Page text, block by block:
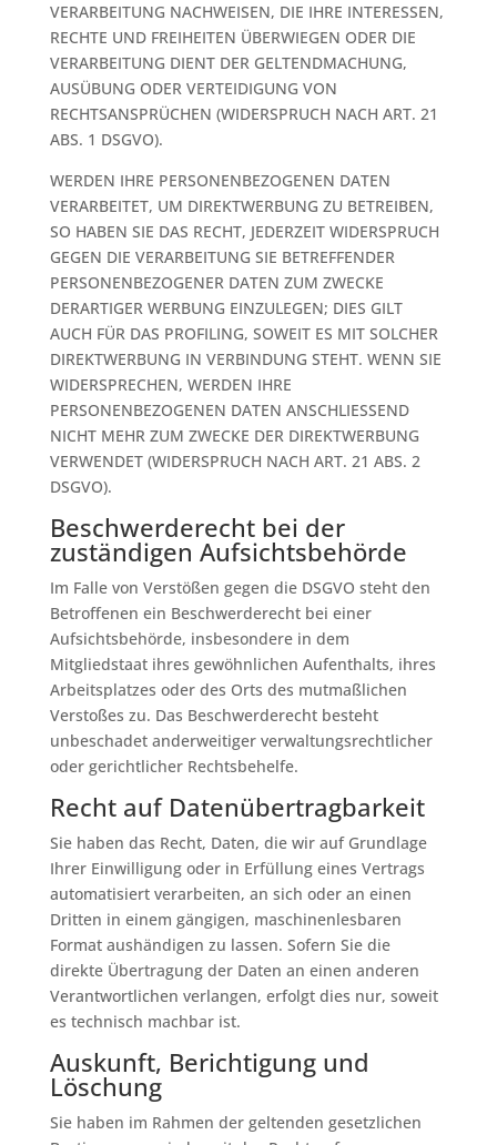
VERARBEITUNG NACHWEISEN, DIE IHRE INTERESSEN,
RECHTE UND FREIHEITEN ÜBERWIEGEN ODER DIE
VERARBEITUNG DIENT DER GELTENDMACHUNG,
AUSÜBUNG ODER VERTEIDIGUNG VON
RECHTSANSPRÜCHEN (WIDERSPRUCH NACH ART. 21
ABS. 1 DSGVO).
WERDEN IHRE PERSONENBEZOGENEN DATEN
VERARBEITET, UM DIREKTWERBUNG ZU BETREIBEN,
SO HABEN SIE DAS RECHT, JEDERZEIT WIDERSPRUCH
GEGEN DIE VERARBEITUNG SIE BETREFFENDER
PERSONENBEZOGENER DATEN ZUM ZWECKE
DERARTIGER WERBUNG EINZULEGEN; DIES GILT
AUCH FÜR DAS PROFILING, SOWEIT ES MIT SOLCHER
DIREKTWERBUNG IN VERBINDUNG STEHT. WENN SIE
WIDERSPRECHEN, WERDEN IHRE
PERSONENBEZOGENEN DATEN ANSCHLIESSEND
NICHT MEHR ZUM ZWECKE DER DIREKTWERBUNG
VERWENDET (WIDERSPRUCH NACH ART. 21 ABS. 2
DSGVO).
Beschwerde­recht bei der
zuständigen Aufsichts­behörde
Im Falle von Verstößen gegen die DSGVO steht den
Betroffenen ein Beschwerderecht bei einer
Aufsichtsbehörde, insbesondere in dem
Mitgliedstaat ihres gewöhnlichen Aufenthalts, ihres
Arbeitsplatzes oder des Orts des mutmaßlichen
Verstoßes zu. Das Beschwerderecht besteht
unbeschadet anderweitiger verwaltungsrechtlicher
oder gerichtlicher Rechtsbehelfe.
Recht auf Daten­übertrag­barkeit
Sie haben das Recht, Daten, die wir auf Grundlage
Ihrer Einwilligung oder in Erfüllung eines Vertrags
automatisiert verarbeiten, an sich oder an einen
Dritten in einem gängigen, maschinenlesbaren
Format aushändigen zu lassen. Sofern Sie die
direkte Übertragung der Daten an einen anderen
Verantwortlichen verlangen, erfolgt dies nur, soweit
es technisch machbar ist.
Auskunft, Berichtigung und
Löschung
Sie haben im Rahmen der geltenden gesetzlichen